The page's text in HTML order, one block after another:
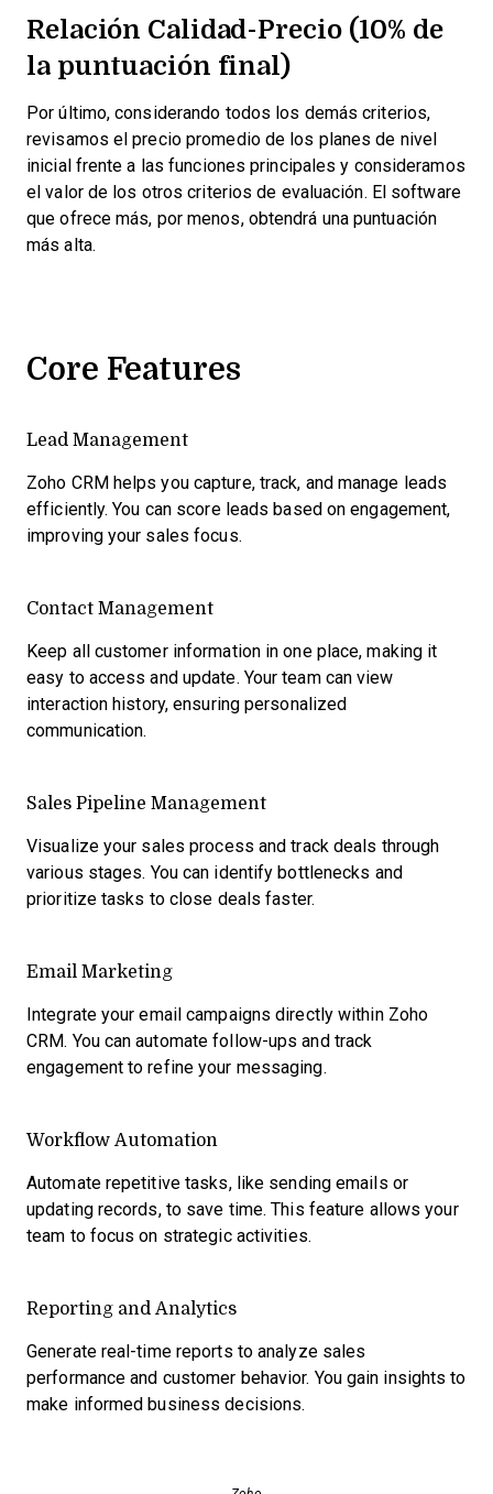
Relación Calidad-Precio (10% de
la puntuación final)
Por último, considerando todos los demás criterios,
revisamos el precio promedio de los planes de nivel
inicial frente a las funciones principales y consideramos
el valor de los otros criterios de evaluación. El software
que ofrece más, por menos, obtendrá una puntuación
más alta.
Core Features
Lead Management
Zoho CRM helps you capture, track, and manage leads
efficiently. You can score leads based on engagement,
improving your sales focus.
Contact Management
Keep all customer information in one place, making it
easy to access and update. Your team can view
interaction history, ensuring personalized
communication.
Sales Pipeline Management
Visualize your sales process and track deals through
various stages. You can identify bottlenecks and
prioritize tasks to close deals faster.
Email Marketing
Integrate your email campaigns directly within Zoho
CRM. You can automate follow-ups and track
engagement to refine your messaging.
Workflow Automation
Automate repetitive tasks, like sending emails or
updating records, to save time. This feature allows your
team to focus on strategic activities.
Reporting and Analytics
Generate real-time reports to analyze sales
performance and customer behavior. You gain insights to
make informed business decisions.